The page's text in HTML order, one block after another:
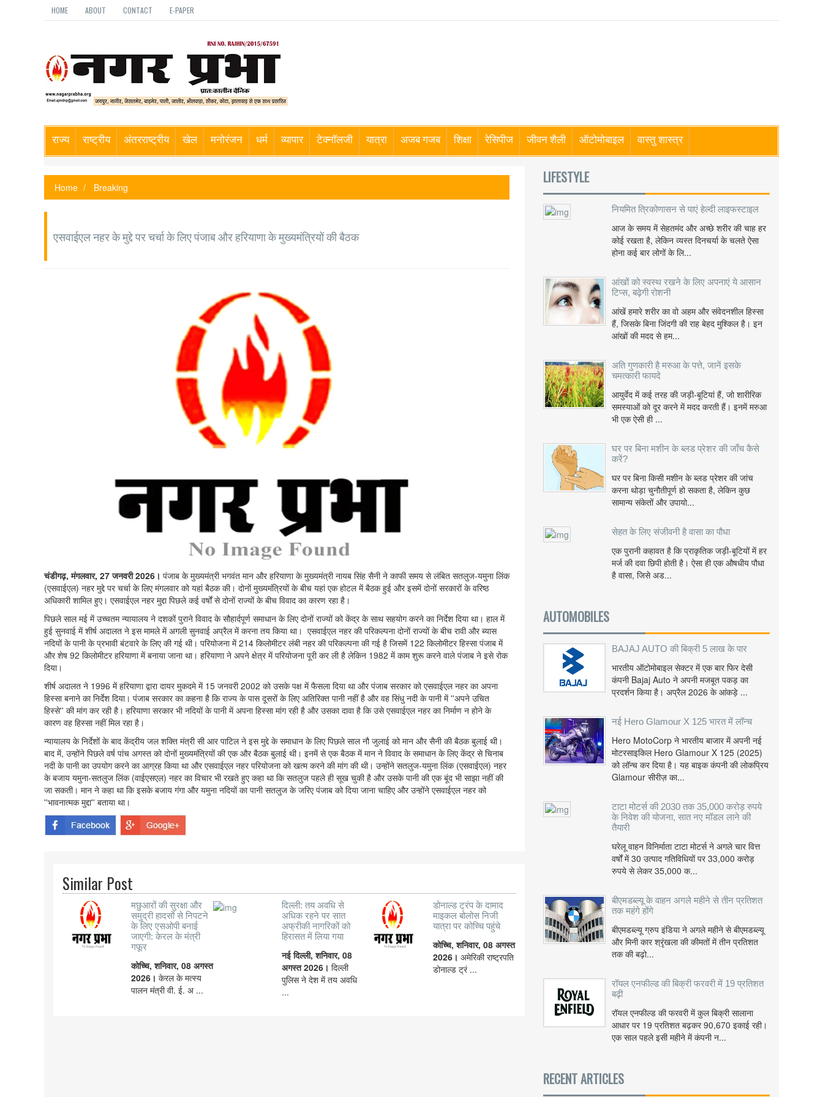
HOME ABOUT CONTACT E-PAPER
राज्य राष्ट्रीय अंतरराष्ट्रीय खेल मनोरंजन धर्म व्यापार टेक्नॉलजी यात्रा अजब गजब शिक्षा रेसिपीज जीवन शैली ऑटोमोबाइल वास्तु शास्त्र
Home Breaking
एसवाईएल नहर के मुद्दे पर चर्चा के लिए पंजाब और हरियाणा के मुख्यमंत्रियों की बैठक
चंडीगढ़, मंगलवार, 27 जनवरी 2026। पंजाब के मुख्यमंत्री भगवंत मान और हरियाणा के मुख्यमंत्री नायब सिंह सैनी ने काफी समय से लंबित सतलुज-यमुना लिंक
(एसवाईएल) नहर मुद्दे पर चर्चा के लिए मंगलवार को यहां बैठक की। दोनों मुख्यमंत्रियों के बीच यहां एक होटल में बैठक हुई और इसमें दोनों सरकारों के वरिष्ठ
अधिकारी शामिल हुए। एसवाईएल नहर मुद्दा पिछले कई वर्षों से दोनों राज्यों के बीच विवाद का कारण रहा है।
पिछले साल मई में उच्चतम न्यायालय ने दशकों पुराने विवाद के सौहार्दपूर्ण समाधान के लिए दोनों राज्यों को केंद्र के साथ सहयोग करने का निर्देश दिया था। हाल में
हुई सुनवाई में शीर्ष अदालत ने इस मामले में अगली सुनवाई अप्रैल में करना तय किया था। एसवाईएल नहर की परिकल्पना दोनों राज्यों के बीच रावी और ब्यास
नदियों के पानी के प्रभावी बंटवारे के लिए की गई थी। परियोजना में 214 किलोमीटर लंबी नहर की परिकल्पना की गई है जिसमें 122 किलोमीटर हिस्सा पंजाब में
और शेष 92 किलोमीटर हरियाणा में बनाया जाना था। हरियाणा ने अपने क्षेत्र में परियोजना पूरी कर ली है लेकिन 1982 में काम शुरू करने वाले पंजाब ने इसे रोक
दिया।
शीर्ष अदालत ने 1996 में हरियाणा द्वारा दायर मुकदमे में 15 जनवरी 2002 को उसके पक्ष में फैसला दिया था और पंजाब सरकार को एसवाईएल नहर का अपना
हिस्सा बनाने का निर्देश दिया। पंजाब सरकार का कहना है कि राज्य के पास दूसरों के लिए अतिरिक्त पानी नहीं है और वह सिंधु नदी के पानी में ''अपने उचित
हिस्से'' की मांग कर रही है। हरियाणा सरकार भी नदियों के पानी में अपना हिस्सा मांग रही है और उसका दावा है कि उसे एसवाईएल नहर का निर्माण न होने के
कारण वह हिस्सा नहीं मिल रहा है।
न्यायालय के निर्देशों के बाद केंद्रीय जल शक्ति मंत्री सी आर पाटिल ने इस मुद्दे के समाधान के लिए पिछले साल नौ जुलाई को मान और सैनी की बैठक बुलाई थी।
बाद में, उन्होंने पिछले वर्ष पांच अगस्त को दोनों मुख्यमंत्रियों की एक और बैठक बुलाई थी। इनमें से एक बैठक में मान ने विवाद के समाधान के लिए केंद्र से चिनाब
नदी के पानी का उपयोग करने का आग्रह किया था और एसवाईएल नहर परियोजना को खत्म करने की मांग की थी। उन्होंने सतलुज-यमुना लिंक (एसवाईएल) नहर
के बजाय यमुना-सतलुज लिंक (वाईएसएल) नहर का विचार भी रखते हुए कहा था कि सतलुज पहले ही सूख चुकी है और उसके पानी की एक बूंद भी साझा नहीं की
जा सकती। मान ने कहा था कि इसके बजाय गंगा और यमुना नदियों का पानी सतलुज के जरिए पंजाब को दिया जाना चाहिए और उन्होंने एसवाईएल नहर को
''भावनात्मक मुद्दा'' बताया था।
Similar Post
मछुआरों की सुरक्षा और
समुद्री हादसों से निपटने
के लिए एसओपी बनाई
जाएगी: केरल के मंत्री
गफूर
कोच्चि, शनिवार, 08 अगस्त
2026। केरल के मत्स्य
पालन मंत्री वी. ई. अ ...
दिल्ली: तय अवधि से
अधिक रहने पर सात
अफ्रीकी नागरिकों को
हिरासत में लिया गया
नई दिल्ली, शनिवार, 08
अगस्त 2026।दिल्ली
पुलिस ने देश में तय अवधि
...
डोनाल्ड ट्रंप के दामाद
माइकल बोलोस निजी
यात्रा पर कोच्चि पहुंचे
कोच्चि, शनिवार, 08 अगस्त
2026। अमेरिकी राष्ट्रपति
डोनाल्ड ट्रं ...
LIFESTYLE
नियमित त्रिकोणासन से पाएं हेल्दी लाइफस्टाइल
आज के समय में सेहतमंद और अच्छे शरीर की चाह हर
कोई रखता है, लेकिन व्यस्त दिनचर्या के चलते ऐसा
होना कई बार लोगों के लि...
आंखों को स्वस्थ रखने के लिए अपनाएं ये आसान
टिप्स, बढ़ेगी रोशनी
आंखें हमारे शरीर का वो अहम और संवेदनशील हिस्सा
हैं, जिसके बिना जिंदगी की राह बेहद मुश्किल है। इन
आंखों की मदद से हम...
अति गुणकारी है मरुआ के पत्ते, जानें इसके
चमत्कारी फायदे
आयुर्वेद में कई तरह की जड़ी-बूटियां हैं, जो शारीरिक
समस्याओं को दूर करने में मदद करती हैं। इनमें मरुआ
भी एक ऐसी ही ...
घर पर बिना मशीन के ब्लड प्रेशर की जाँच कैसे
करें?
घर पर बिना किसी मशीन के ब्लड प्रेशर की जांच
करना थोड़ा चुनौतीपूर्ण हो सकता है, लेकिन कुछ
सामान्य संकेतों और उपायो...
सेहत के लिए संजीवनी है वासा का पौधा
एक पुरानी कहावत है कि प्राकृतिक जड़ी-बूटियों में हर
मर्ज की दवा छिपी होती है। ऐसा ही एक औषधीय पौधा
है वासा, जिसे अड...
AUTOMOBILES
BAJAJ AUTO की बिक्री 5 लाख के पार
भारतीय ऑटोमोबाइल सेक्टर में एक बार फिर देसी
कंपनी Bajaj Auto ने अपनी मजबूत पकड़ का
प्रदर्शन किया है। अप्रैल 2026 के आंकड़े ...
नई Hero Glamour X 125 भारत में लॉन्च
Hero MotoCorp ने भारतीय बाजार में अपनी नई
मोटरसाइकिल Hero Glamour X 125 (2025)
को लॉन्च कर दिया है। यह बाइक कंपनी की लोकप्रिय
Glamour सीरीज़ का...
टाटा मोटर्स की 2030 तक 35,000 करोड़ रुपये
के निवेश की योजना, सात नए मॉडल लाने की
तैयारी
घरेलू वाहन विनिर्माता टाटा मोटर्स ने अगले चार वित्त
वर्षों में 30 उत्पाद गतिविधियों पर 33,000 करोड़
रुपये से लेकर 35,000 क...
बीएमडब्ल्यू के वाहन अगले महीने से तीन प्रतिशत
तक महंगे होंगे
बीएमडब्ल्यू ग्रुप इंडिया ने अगले महीने से बीएमडब्ल्यू
और मिनी कार श्रृंखला की कीमतों में तीन प्रतिशत
तक की बढ़ो...
रॉयल एनफील्ड की बिक्री फरवरी में 19 प्रतिशत
बढ़ी
रॉयल एनफील्ड की फरवरी में कुल बिक्री सालाना
आधार पर 19 प्रतिशत बढ़कर 90,670 इकाई रही।
एक साल पहले इसी महीने में कंपनी न...
RECENT ARTICLES